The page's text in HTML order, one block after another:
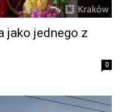
jako jednego z
0